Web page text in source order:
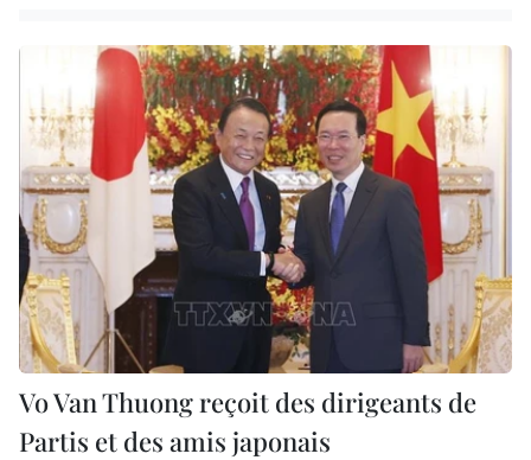
Vo Van Thuong reçoit des dirigeants de
Partis et des amis japonais